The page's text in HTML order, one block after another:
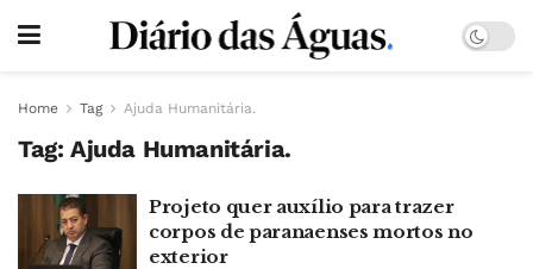
Home Tag Ajuda Humanitária.
Tag: Ajuda Humanitária.
Projeto quer auxílio para trazer
corpos de paranaenses mortos no
exterior